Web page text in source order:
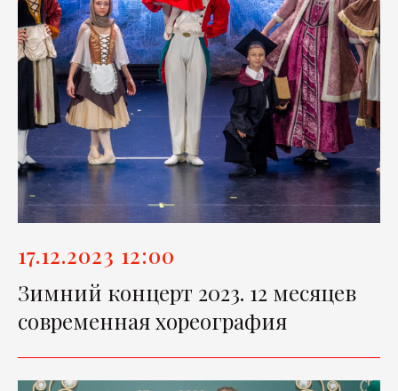
17.12.2023 12:00
Зимний концерт 2023. 12 месяцев
современная хореография